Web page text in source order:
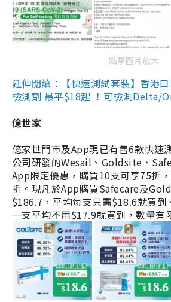
點擊圖片放大
延伸閱讀：【快速測試套裝】香港
檢測劑 最平$18起 ！可檢測Delta/
億世家
億家世門市及App現已有售6款快速
公司研發的Wesail、Goldsite、
App限定優惠，購買10支可享75折
折。現凡於App購買Safecare及
$186.7，平均每支只需$18.6就買到
一支平均不用$17.9就買到，數量有